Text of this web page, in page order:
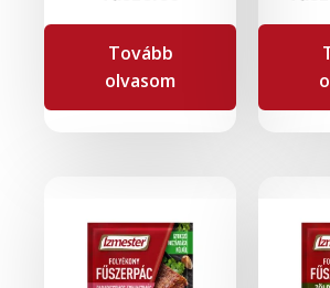
Tovább
olvasom